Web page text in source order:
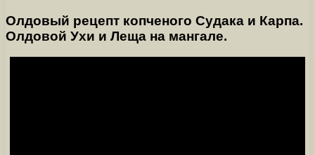
Олдовый рецепт копченого Судака и Карпа.
Олдовой Ухи и Леща на мангале.